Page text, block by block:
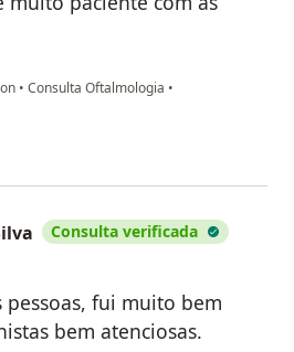
• Consulta Oftalmologia •
fernandes
Consulta verificada
fui muito bem
bem atenciosas.